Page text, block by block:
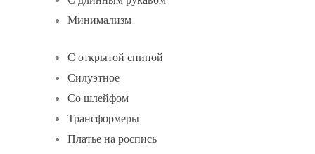
Минимализм
С открытой спиной
Силуэтное
Со шлейфом
Трансформеры
Платье на роспись